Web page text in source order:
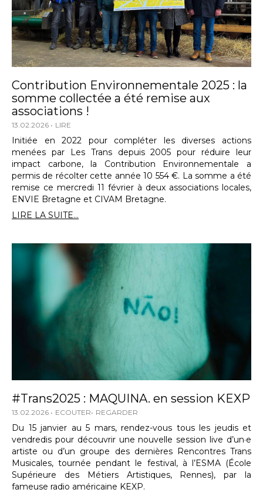
Contribution Environnementale 2025 : la
somme collectée a été remise aux
associations !
13.02.2026 LIRE
Initiée en 2022 pour compléter les diverses actions
menées par Les Trans depuis 2005 pour réduire leur
impact carbone, la Contribution Environnementale a
permis de récolter cette année 10 554 €. La somme a été
remise ce mercredi 11 février à deux associations locales,
ENVIE Bretagne et CIVAM Bretagne.
LIRE LA SUITE...
#Trans2025 : MAQUINA. en session KEXP
13.02.2026 ECOUTER REGARDER
Du 15 janvier au 5 mars, rendez-vous tous les jeudis et
vendredis pour découvrir une nouvelle session live d’un·e
artiste ou d’un groupe des dernières Rencontres Trans
Musicales, tournée pendant le festival, à l’ESMA (École
Supérieure des Métiers Artistiques, Rennes), par la
fameuse radio américaine KEXP.